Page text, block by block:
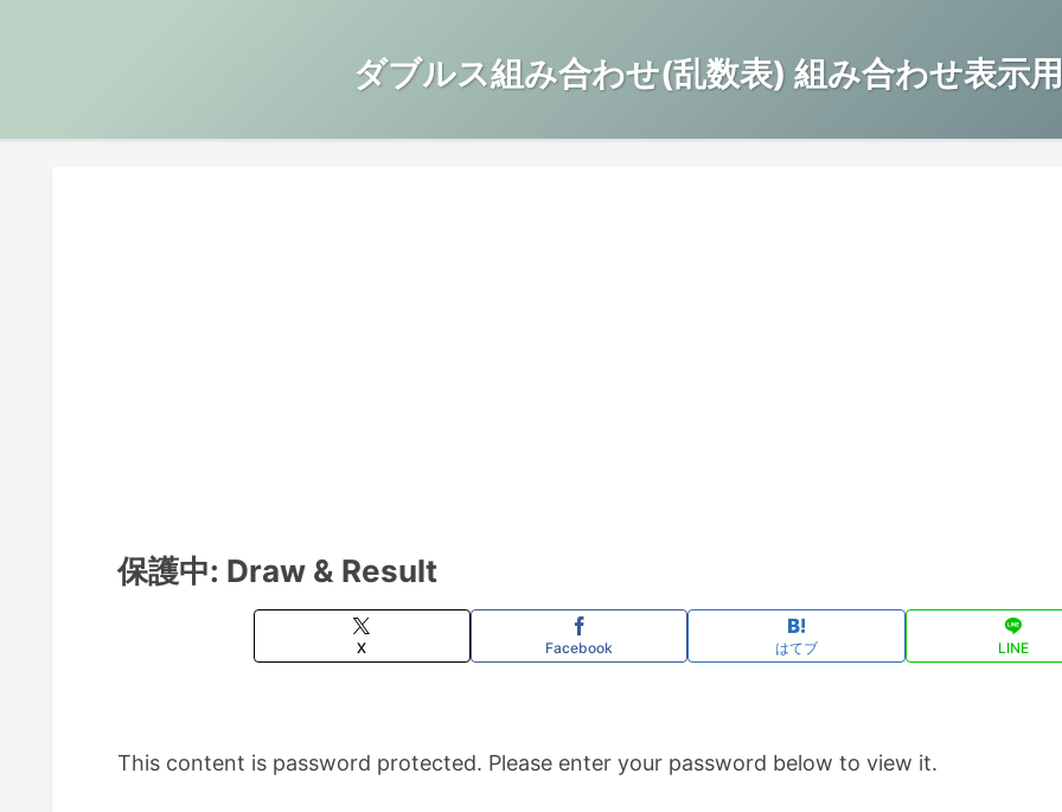
ダブルス組み合わせ(乱数表) 組み合わせ表示
保護中: Draw & Result
X Facebook はてブ LINE
This content is password protected. Please enter your password below to view it.